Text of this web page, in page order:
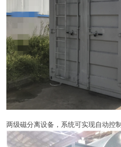
两级磁分离设备，系统可实现自动控